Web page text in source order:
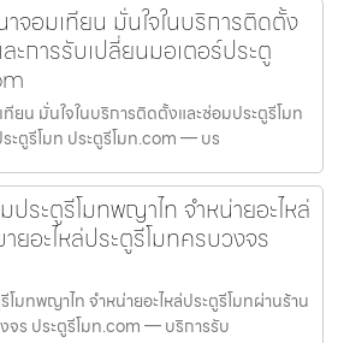
จอมเทียน มั่นใจในบริการติดตั้ง
ะการรับเปลี่ยนมอเตอร์ประตู
ยน มั่นใจในบริการติดตั้งและซ่อมประตูรีโมท
ะตูรีโมท ประตูรีโมท.com — บร
ระตูรีโมทพญาไท จำหน่ายอะไหล่
ยอะไหล่ประตูรีโมทครบวงจร
มทพญาไท จำหน่ายอะไหล่ประตูรีโมทผ่านร้าน
จร ประตูรีโมท.com — บริการรับ